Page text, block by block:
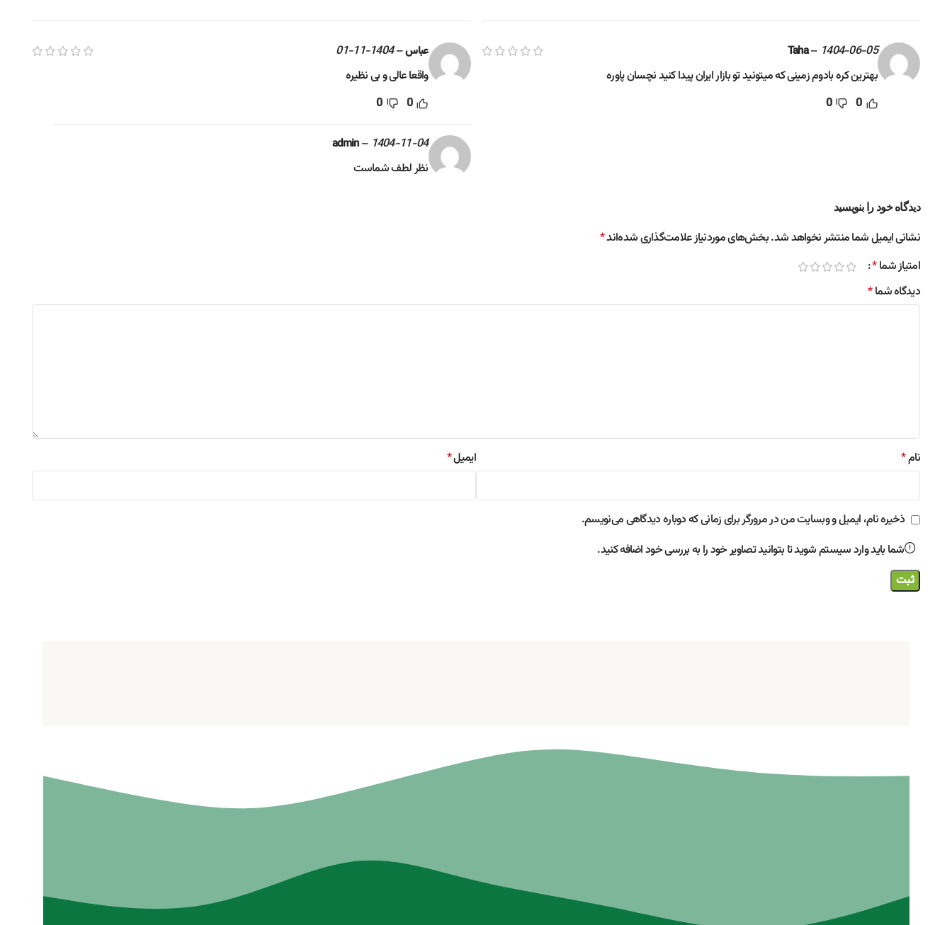
Taha– 1404-06-05
بهترین کره بادوم زمینی که میتونید تو بازار ایران پیدا کنید نچسان پاوره
0
0
عباس–
1404-11-01
واقعا عالی و بی نظیره
0
0
admin– 1404-11-04
نظر لطف شماست
دیدگاه خود را بنویسید
نشانی ایمیل شما منتشر نخواهد شد.بخش‌های موردنیاز علامت‌گذاری شده‌اند*
امتیاز شما*
دیدگاه شما*
نام* ایمیل*
ذخیره نام، ایمیل و وبسایت من در مرورگر برای زمانی که دوباره دیدگاهی می‌نویسم.
شما باید وارد سیستم شوید تا بتوانید تصاویر خود را به بررسی خود اضافه کنید.